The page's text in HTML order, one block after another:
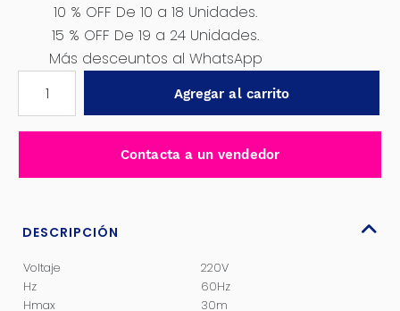
10 % OFF De 10 a 18 Unidades.
15 % OFF De 19 a 24 Unidades.
Más desceuntos al WhatsApp
AGUA
L/min
EZQ601
Agregar al carrito
Contacta a un vendedor
DESCRIPCIÓN
Voltaje
220V
Hz
60Hz
Hmax
30m